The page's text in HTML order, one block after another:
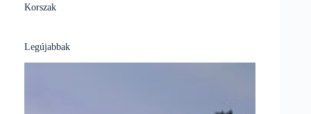
Korszak
Legújabbak